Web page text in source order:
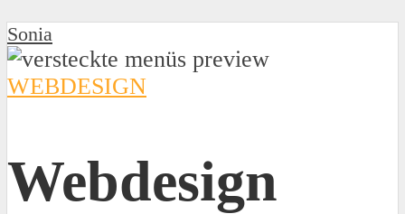
Sonia
WEBDESIGN
Webdesign